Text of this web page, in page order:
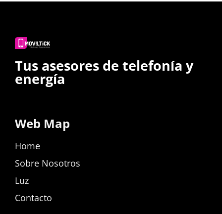
Tus asesores de telefonía y
energía
Web Map
Home
Sobre Nosotros
Luz
Contacto